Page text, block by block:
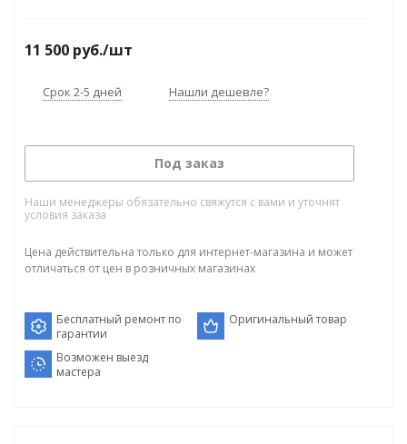
11 500 руб./шт
Срок 2-5 дней Нашли дешевле?
Под заказ
Наши менеджеры обязательно свяжутся с вами и уточнят
условия заказа
Цена действительна только для интернет-магазина и может
отличаться от цен в розничных магазинах
Бесплатный ремонт по
гарантии
Оригинальный товар
Возможен выезд
мастера